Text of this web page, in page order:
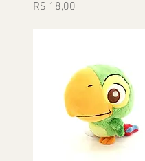
Preço
R$ 18,00